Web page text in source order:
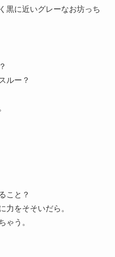
黒に近いグレーなお坊っち
ルー？
こと？
力をそそいだら。
ゃう。